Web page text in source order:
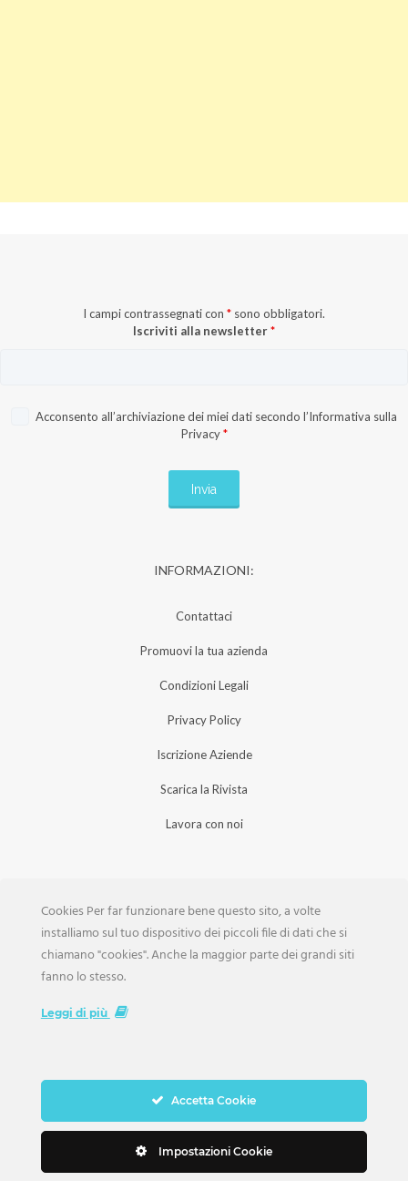
I campi contrassegnati con * sono obbligatori.
Iscriviti alla newsletter*
Acconsento all’archiviazione dei miei dati secondo l’Informativa sulla
Privacy *
INFORMAZIONI:
Contattaci
Promuovi la tua azienda
Condizioni Legali
Privacy Policy
Iscrizione Aziende
Scarica la Rivista
Lavora con noi
Copyright Weddings © 2026. Tutti i Diritti Riservati
Cookies Per far funzionare bene questo sito, a volte
installiamo sul tuo dispositivo dei piccoli file di dati che si
chiamano "cookies". Anche la maggior parte dei grandi siti
fanno lo stesso.
Leggi di più
Accetta Cookie
Impostazioni Cookie